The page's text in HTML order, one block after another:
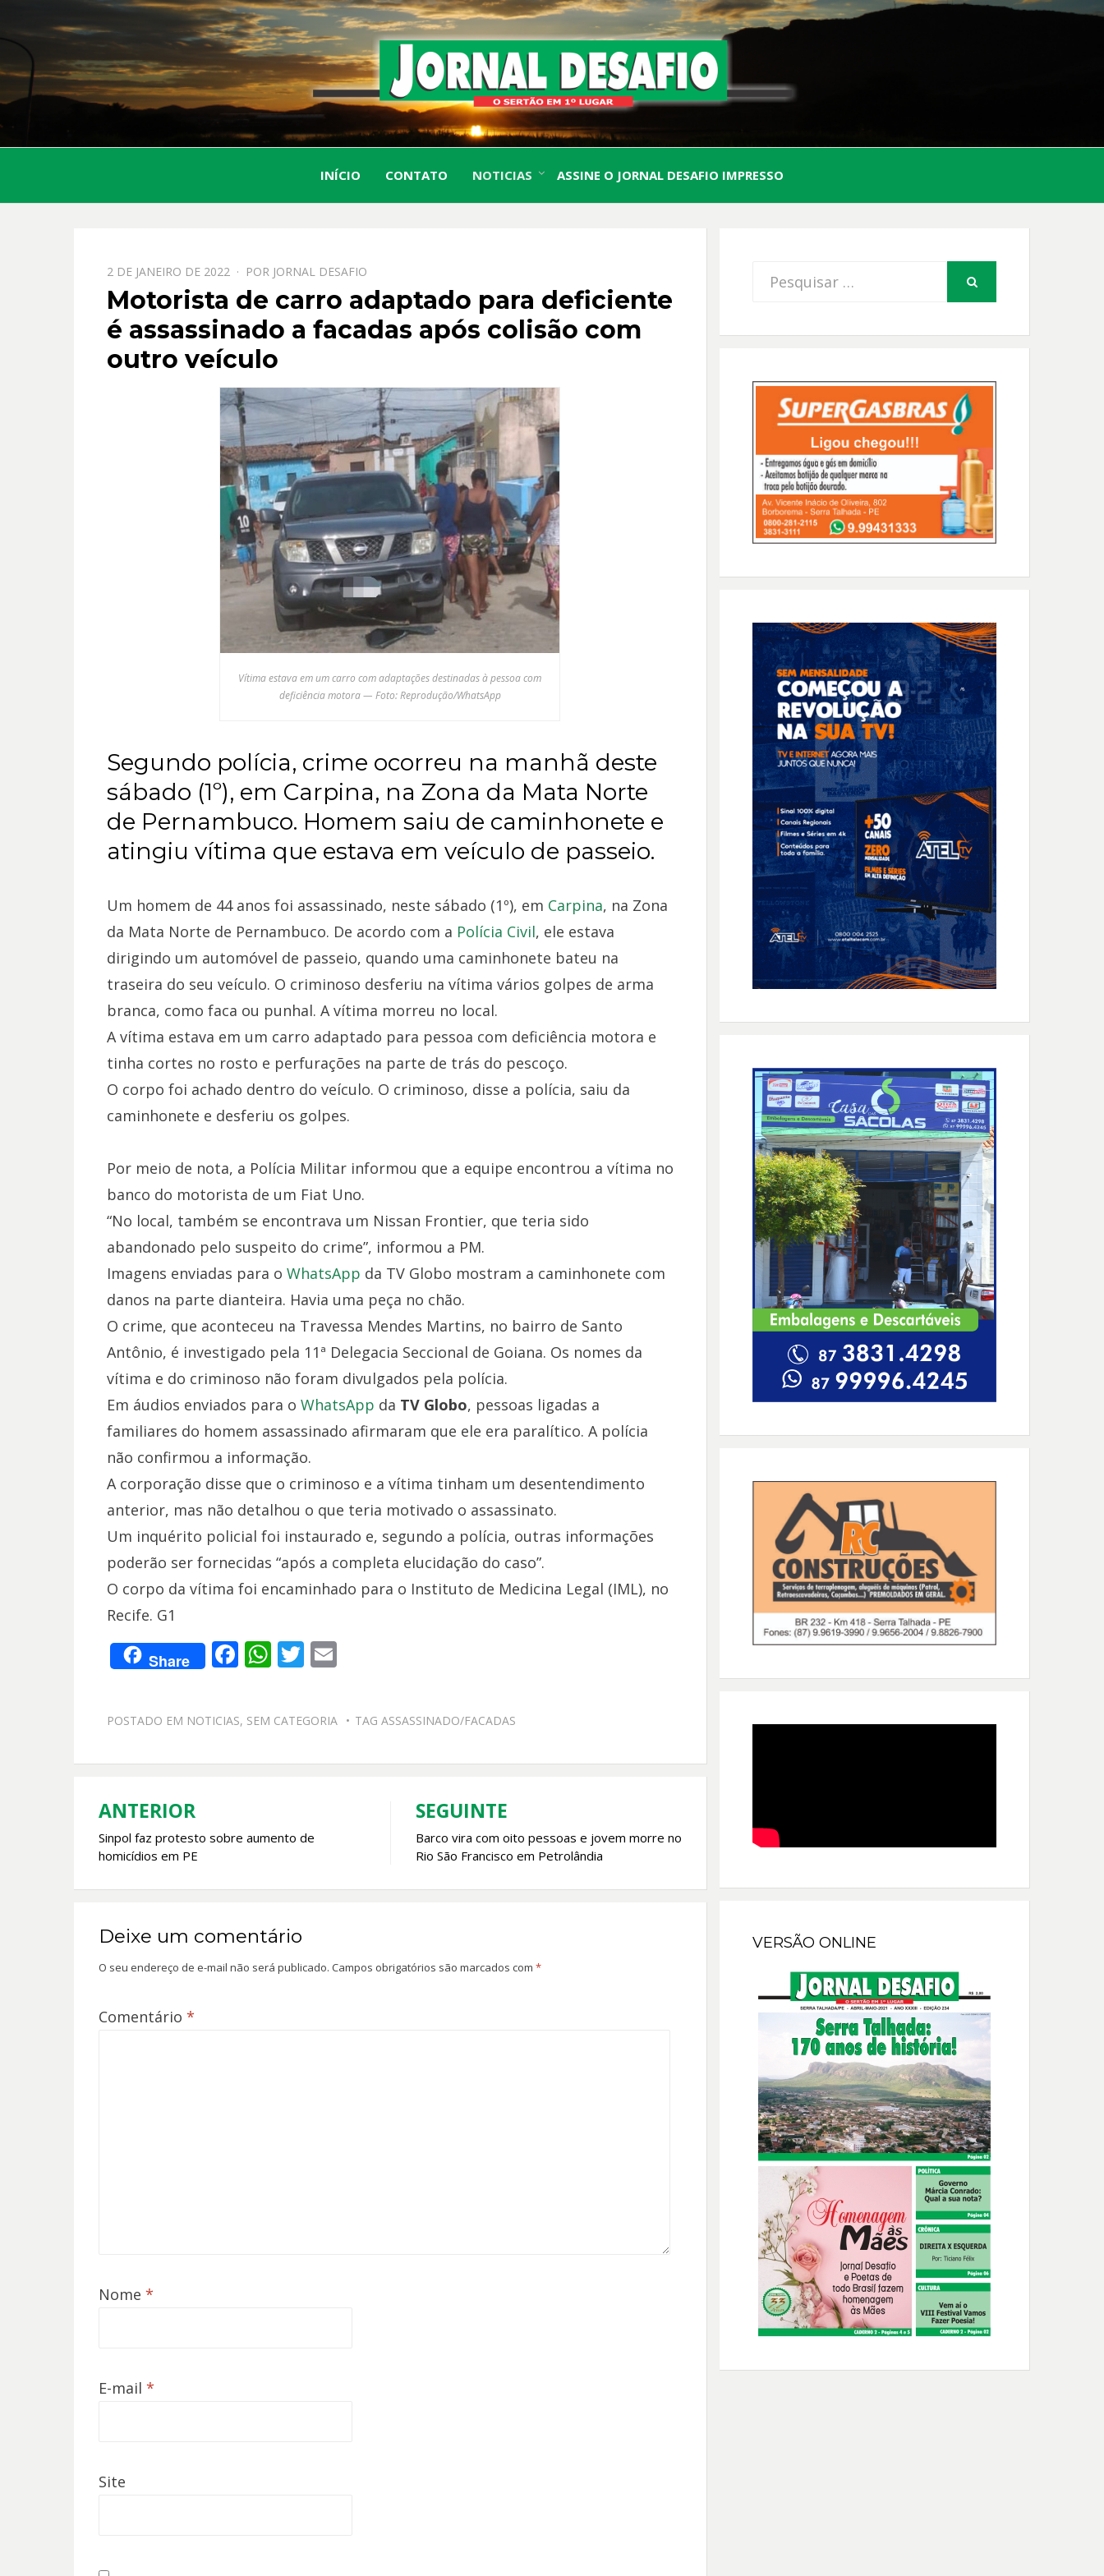
JORNAL
DESAFIO
O Sertão em 1º Lugar
INÍCIO CONTATO NOTICIAS ASSINE O JORNAL DESAFIO IMPRESSO
PPOSTADO
EM
2 DE JANEIRO DE 2022 POR JORNAL DESAFIO
Motorista de carro adaptado para deficiente
é assassinado a facadas após colisão com
outro veículo
Vítima estava em um carro com adaptações destinadas à pessoa com
deficiência motora — Foto: Reprodução/WhatsApp
Segundo polícia, crime ocorreu na manhã deste
sábado (1º), em Carpina, na Zona da Mata Norte
de Pernambuco. Homem saiu de caminhonete e
atingiu vítima que estava em veículo de passeio.
Um homem de 44 anos foi assassinado, neste sábado (1º), em Carpina, na Zona
da Mata Norte de Pernambuco. De acordo com a Polícia Civil, ele estava
dirigindo um automóvel de passeio, quando uma caminhonete bateu na
traseira do seu veículo. O criminoso desferiu na vítima vários golpes de arma
branca, como faca ou punhal. A vítima morreu no local.
A vítima estava em um carro adaptado para pessoa com deficiência motora e
tinha cortes no rosto e perfurações na parte de trás do pescoço.
O corpo foi achado dentro do veículo. O criminoso, disse a polícia, saiu da
caminhonete e desferiu os golpes.
Por meio de nota, a Polícia Militar informou que a equipe encontrou a vítima no
banco do motorista de um Fiat Uno.
“No local, também se encontrava um Nissan Frontier, que teria sido
abandonado pelo suspeito do crime”, informou a PM.
Imagens enviadas para o WhatsApp da TV Globo mostram a caminhonete com
danos na parte dianteira. Havia uma peça no chão.
O crime, que aconteceu na Travessa Mendes Martins, no bairro de Santo
Antônio, é investigado pela 11ª Delegacia Seccional de Goiana. Os nomes da
vítima e do criminoso não foram divulgados pela polícia.
Em áudios enviados para o WhatsApp da TV Globo, pessoas ligadas a
familiares do homem assassinado afirmaram que ele era paralítico. A polícia
não confirmou a informação.
A corporação disse que o criminoso e a vítima tinham um desentendimento
anterior, mas não detalhou o que teria motivado o assassinato.
Um inquérito policial foi instaurado e, segundo a polícia, outras informações
poderão ser fornecidas “após a completa elucidação do caso”.
O corpo da vítima foi encaminhado para o Instituto de Medicina Legal (IML), no
Recife. G1
Share F
b
o
W
s
A
T
er
E
l
POSTADO EM NOTICIAS, SEM CATEGORIA TAG ASSASSINADO/FACADAS
Navegação
de
ANTERIOR
Sinpol faz protesto sobre aumento de
homicídios em PE
SEGUINTE
Barco vira com oito pessoas e jovem morre no
Rio São Francisco em Petrolândia
Deixe um comentário
O seu endereço de e-mail não será publicado. Campos obrigatórios são marcados com *
Comentário *
Nome *
E-mail *
Site
Procurar
VERSÃO ONLINE